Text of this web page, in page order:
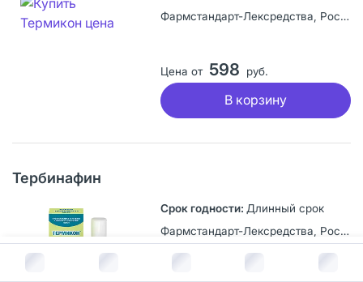
В корзину за руб.
Фармстандарт-Лексредства, Россия
Цена от 598 руб.
В корзину
Тербинафин
Длинный срок
Фармстандарт-Лексредства, Россия